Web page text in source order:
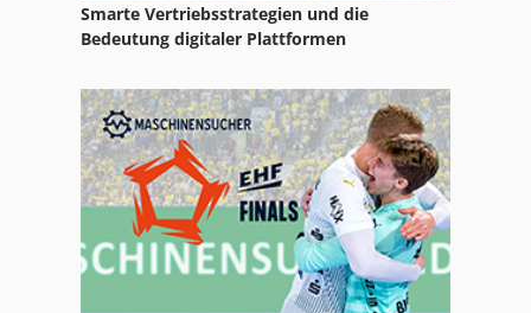
Nummerierung
Presse
Siebdruck Belichter
Smarte Vertriebsstrategien und die
Bedeutung digitaler Plattformen